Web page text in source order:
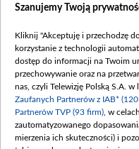
Procedura
Szanujemy Twoją
Kliknij "Akceptuję i przechodzę
korzystanie z technologii
dostęp do informacji na Twoim
przechowywanie oraz na
nas, czyli Telewizję Polską S.A. w
Zaufanych Partnerów z IAB*
Partnerów TVP (93 firm) , w
zautomatyzowanego
mierzenia ich skuteczności) i